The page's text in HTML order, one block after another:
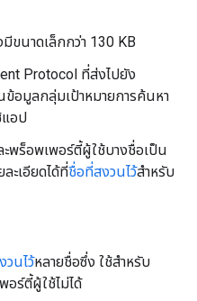
ขนาดเล็กกว่า 130 KB
Protocol ที่ส่งไปยัง
ข้อมูลกลุ่มเป้าหมายการค้นหา
แอป
พร็อพเพอร์ตี้ผู้ใช้บางชื่อเป็น
ละเอียดได้ที่ชื่อที่สงวนไว้สำหรับ
วนไว้หลายชื่อซึ่ง ใช้สําหรับ
อร์ตี้ผู้ใช้ไม่ได้